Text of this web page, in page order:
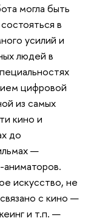
могла быть
в
усилий и
людей в
цифровой
из самых
кино и
до
—
аниматоров.
искусство, не
с кино —
и т.п. —